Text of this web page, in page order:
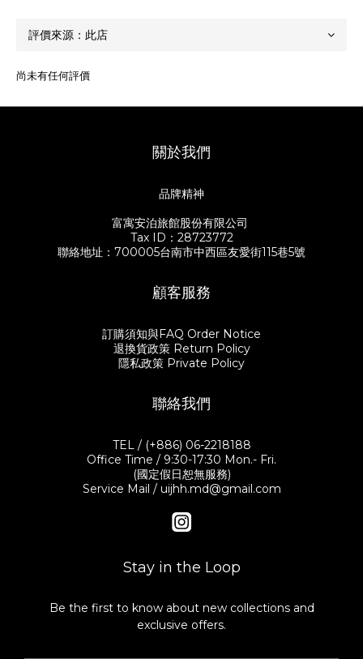
尚未有任何評價
關於我們
品牌精神
富寓安泊旅館股份有限公司
Tax ID：28723772
聯絡地址：700005台南市中西區友愛街115巷5號
顧客服務
訂購須知與FAQ Order Notice
退換貨政策 Return Policy
隱私政策 Private Policy
聯絡我們
TEL / (+886) 06-2218188
Office Time / 9:30-17:30 Mon.- Fri.
(國定假日恕無服務)
Service Mail / uijhh.md@gmail.com
Stay in the Loop
Be the first to know about new collections and
exclusive offers.